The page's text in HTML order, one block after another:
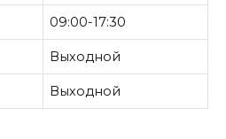
09:00-17:30
Выходной
Выходной